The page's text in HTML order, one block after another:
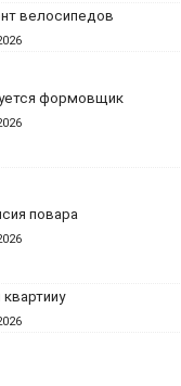
велосипедов
формовщик
повара